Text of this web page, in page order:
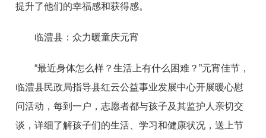
提升了他们的幸福感和获得感。
临澧县：众力暖童庆元宵
“最近身体怎么样？生活上有什么困难？”元宵佳节，
临澧县民政局指导县红云公益事业发展中心开展暖心慰
问活动，每到一户，志愿者都与孩子及其监护人亲切交
谈，详细了解孩子们的生活、学习和健康状况，送上节